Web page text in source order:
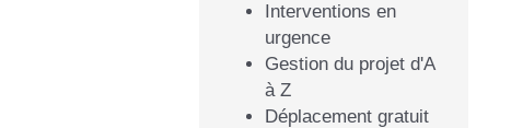
Interventions en
urgence
Gestion du projet d'A
à Z
Déplacement gratuit